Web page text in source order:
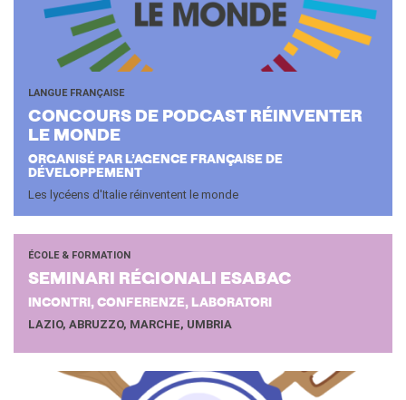
LANGUE FRANÇAISE
CONCOURS DE POD­CAST RÉ­IN­VEN­TER
LE MONDE
ORGANISÉ PAR L’AGENCE FRANÇAISE DE
DÉVELOPPEMENT
Les lycéens d'Italie réinventent le monde
ÉCOLE & FORMATION
SE­MI­NA­RI RÉ­GIO­NA­LI ESA­BAC
INCONTRI, CONFERENZE, LABORATORI
LAZIO, ABRUZZO, MARCHE, UMBRIA